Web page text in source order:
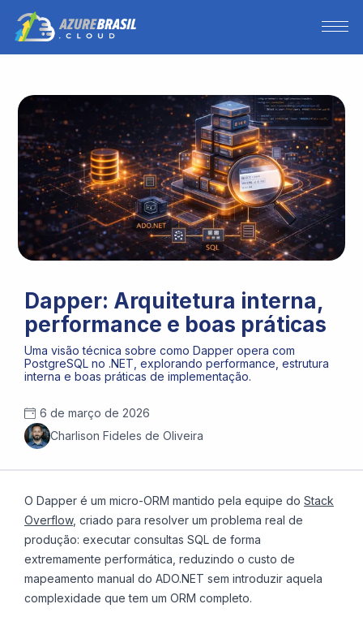
Dapper: Arquitetura interna,
performance e boas práticas
Uma visão técnica sobre como Dapper opera com
PostgreSQL no .NET, explorando performance, estrutura
interna e boas práticas de implementação.
6 de março de 2026
Charlison Fideles de Oliveira
O Dapper é um micro-ORM mantido pela equipe do Stack
Overflow, criado para resolver um problema real de
produção: executar consultas SQL de forma
extremamente performática, reduzindo o custo de
mapeamento manual do ADO.NET sem introduzir aquela
complexidade que tem um ORM completo.